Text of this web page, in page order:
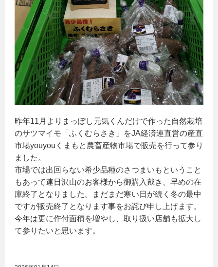
昨年11月よりまっぽし元気くんだけで作った自然栽培
のサツマイモ「ふくむらさき」をJA経済連直営の産直
市場youyouくまもと農畜産物市場で販売を行って参り
ました。
市場では出回らない希少品種のさつまいもということ
もあって連日沢山のお客様から御購入戴き、早めの在
庫終了となりました。まだまだ寒い日が続く冬の最中
ですが販売終了となります事をお詫び申し上げます。
今年は更に作付面積を増やし、取り扱い店舗も拡大し
て参りたいと思います。